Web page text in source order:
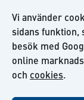
Vi använder
sidans funktion,
besök med
online
och cookies.
Anmäl dig till